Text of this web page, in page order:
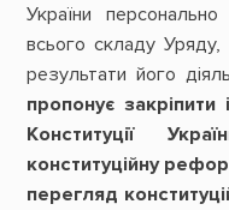
України
всього складу Уряду,
результати його
пропонує закріпити
Конституції
конституційну
перегляд